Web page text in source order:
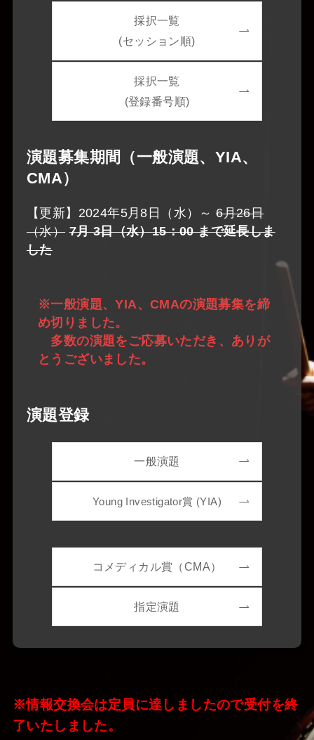
採択一覧
(セッション順)
採択一覧
(登録番号順)
演題募集期間（一般演題、YIA、
CMA）
【更新】2024年5月8日（水）～6月26日
（水） 7月 3日（水）15：00 まで延長しま
した
※一般演題、YIA、CMAの演題募集を締
め切りました。
多数の演題をご応募いただき、ありが
とうございました。
演題登録
一般演題
Young Investigator賞 (YIA)
コメディカル賞（CMA）
指定演題
※情報交換会は定員に達しましたので受付を終
了いたしました。